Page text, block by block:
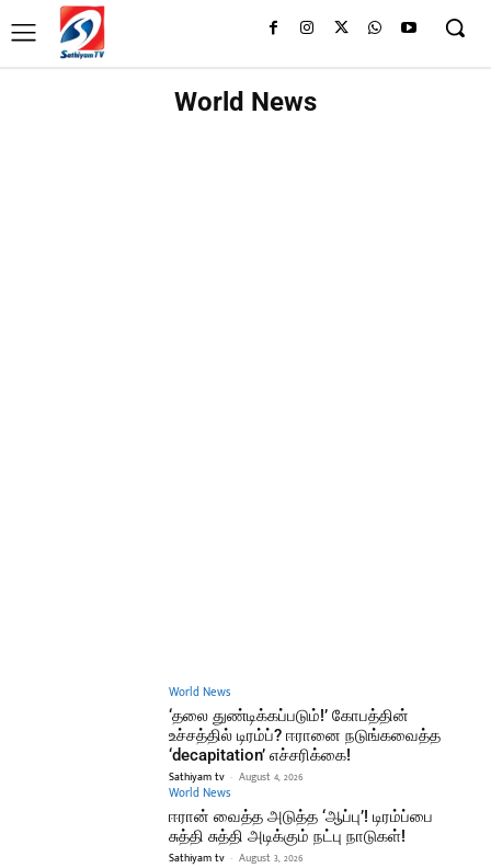
World News
World News
‘தலை துண்டிக்கப்படும்!’ கோபத்தின்
உச்சத்தில் டிரம்ப்? ஈரானை நடுங்கவைத்த
‘decapitation’ எச்சரிக்கை!
Sathiyam tv - August 4, 2026
World News
ஈரான் வைத்த அடுத்த ‘ஆப்பு’! டிரம்ப்பை
சுத்தி சுத்தி அடிக்கும் நட்பு நாடுகள்!
Sathiyam tv - August 3, 2026